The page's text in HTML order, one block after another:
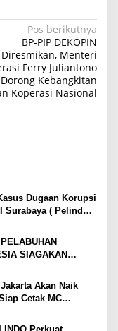
Pos berikutnya
BP-PIP DEKOPIN
Diresmikan, Menteri
Ferry Juliantono
Dorong Kebangkitan
Koperasi Nasional
Dugaan Korupsi
Surabaya ( Pelindo
Hukum
di Atas
SIAGAKAN
Akan Naik
Cetak MC
SDM Unggul